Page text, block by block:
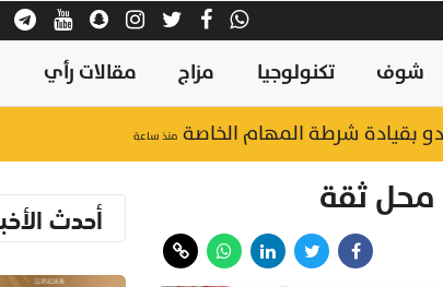
شوف تكنولوجيا مزاج مقالات رأي
بقيادة شرطة المهام الخاصة منذ ساعة
محل ثقة أحدث